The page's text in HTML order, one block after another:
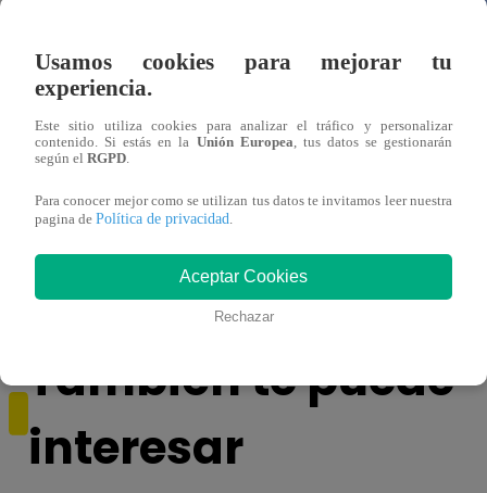
Mujeres indígenas y amazónicas del Perú
denuncian ante ONU que no se respeta su
También te puede
interesar
Usamos cookies para mejorar tu
experiencia.
Este sitio utiliza cookies para analizar el tráfico y personalizar
contenido. Si estás en la Unión Europea, tus datos se gestionarán
según el RGPD.
Para conocer mejor como se utilizan tus datos te invitamos leer nuestra
pagina de Política de privacidad.
Aceptar Cookies
Rechazar